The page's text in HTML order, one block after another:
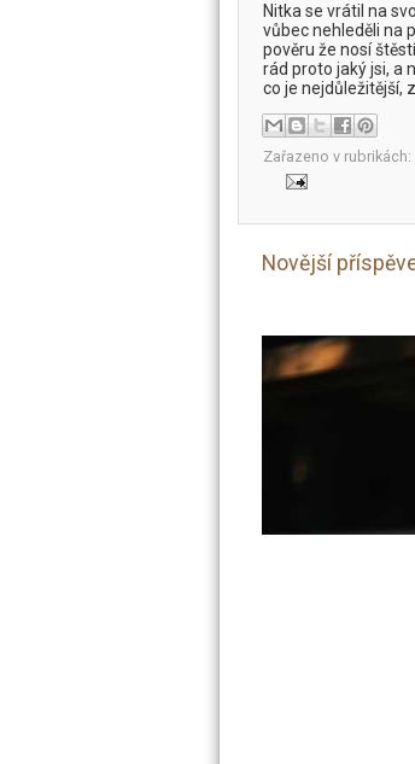
Nitka se vrátil na
vůbec nehleděli na
pověru že nosí
rád proto jaký jsi, a
co je nejdůležitější,
Zařazeno v rubrikách:
Novější